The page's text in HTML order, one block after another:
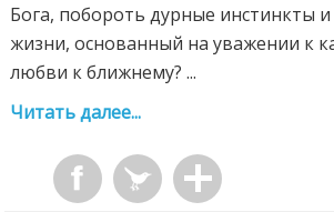
Бога, побороть дурные инстинкты
жизни, основанный на уважении к
любви к ближнему? ...
Читать далее...